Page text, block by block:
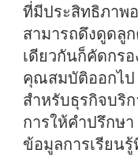
ที่มีประสิทธิภาพ
สามารถดึงดูดลู
เดียวกันก็คัดกร
คุณสมบัติออกไป
สำหรับธุรกิจบริ
การให้คำปรึกษ
ข้อมูลการเรียน